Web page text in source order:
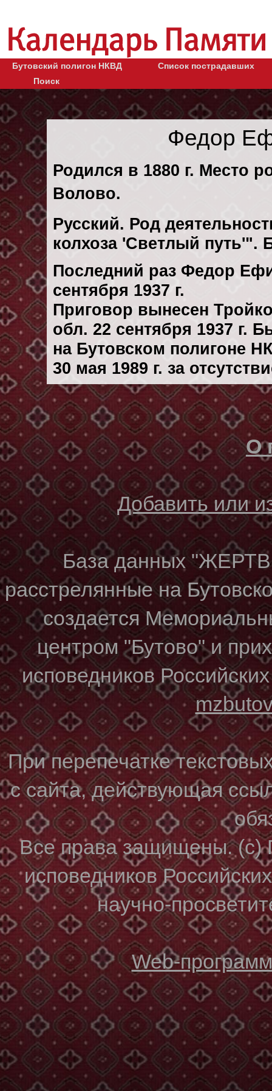
Бутовский полигон НКВД
Список пострадавших
Поиск
Федор
Родился в 1880 г. Место
Волово.
Русский. Род
колхоза 'Светлый путь'".
Последний раз Федор
сентября 1937 г.
Приговор вынесен
обл. 22 сентября 1937 г.
на Бутовском полигоне
30 мая 1989 г. за
О
Добавить или
База данных
расстрелянные на
создается
центром "Бутово" и
исповедников
При перепечатке
с сайта, действующая
Все права защищены. (с)
исповедников
научно-
Web-